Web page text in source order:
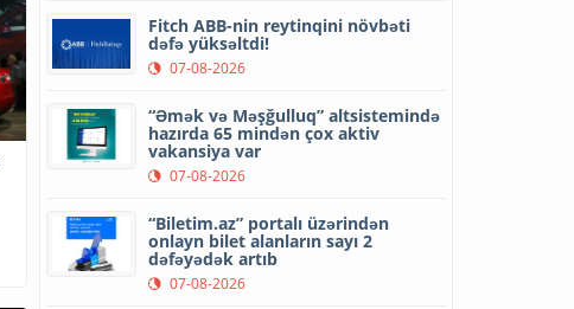
Fitch ABB-nin reytinqini növbəti
dəfə yüksəltdi!
07-08-2026
“Əmək və Məşğulluq” altsistemində
hazırda 65 mindən çox aktiv
vakansiya var
07-08-2026
“Biletim.az” portalı üzərindən
onlayn bilet alanların sayı 2
dəfəyədək artıb
07-08-2026